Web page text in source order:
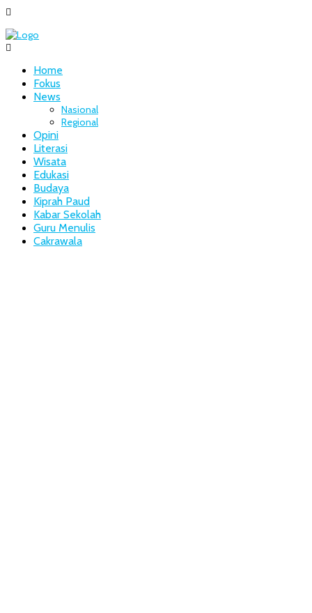
Home
Fokus
News
Nasional
Regional
Opini
Literasi
Wisata
Edukasi
Budaya
Kiprah Paud
Kabar Sekolah
Guru Menulis
Cakrawala